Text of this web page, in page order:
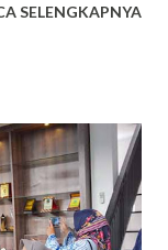
secara eksklusive
SELENGKAPNYA